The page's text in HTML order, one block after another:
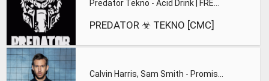
PREDATOR ☣ TEKNO [CMC]